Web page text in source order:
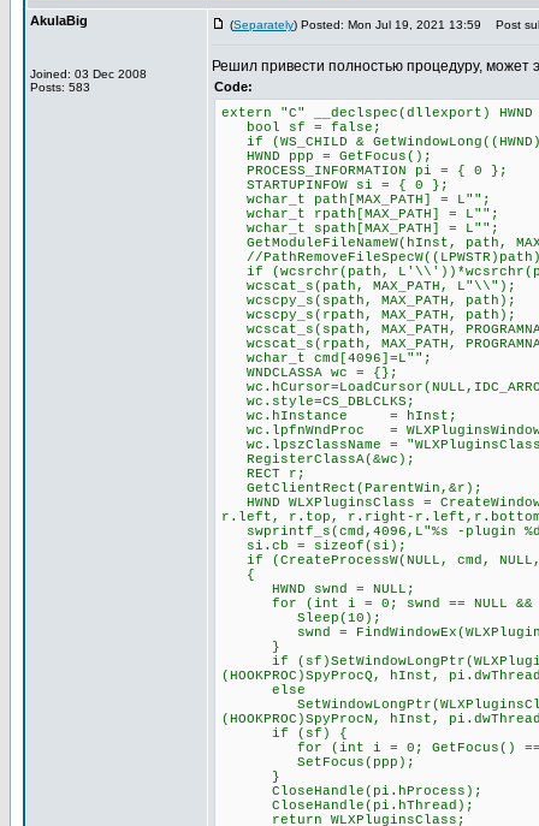
AkulaBig
Joined: 03 Dec 2008
Posts: 583
(Separately) Posted: Mon Jul 19, 2021 13:59 Post
Решил привести полностью процедуру, может
Code:
extern "C" __declspec(dllexport)
bool sf = false;
if (WS_CHILD &
HWND ppp = GetFocus();
PROCESS_INFORMATION pi = { 0 };
STARTUPINFOW si = { 0 };
wchar_t path[MAX_PATH] = L"";
wchar_t rpath[MAX_PATH] = L"";
wchar_t spath[MAX_PATH] = L"";
GetModuleFileNameW(hInst, path,
//
if (wcsrchr(path,
wcscat_s(path, MAX_PATH, L"\\");
wcscpy_s(spath, MAX_PATH, path);
wcscpy_s(rpath, MAX_PATH, path);
wcscat_s(spath, MAX_PATH,
wcscat_s(rpath, MAX_PATH,
wchar_t cmd[4096]=L"";
WNDCLASSA wc = {};
wc.style=CS_DBLCLKS;
wc.hInstance = hInst;
wc.lpfnWndProc =
wc.lpszClassName =
RegisterClassA(&wc);
RECT r;
GetClientRect(ParentWin,&r);
HWND WLXPluginsClass =
r.left, r.top, r.right-r.left,r.bottom-
swprintf_s(cmd,4096,L"%s -plugin
si.cb = sizeof(si);
if (CreateProcessW(NULL, cmd,
{
HWND swnd = NULL;
for (int i = 0; swnd == NULL &&
Sleep(10);
swnd =
}
if
(HOOKPROC)SpyProcQ, hInst,
else
SetWindowLongPtr(WLXPluginsClass,
(HOOKPROC)SpyProcN, hInst,
if (sf) {
for (int i = 0; GetFocus() ==
SetFocus(ppp);
}
CloseHandle(pi.hProcess);
CloseHandle(pi.hThread);
return WLXPluginsClass;